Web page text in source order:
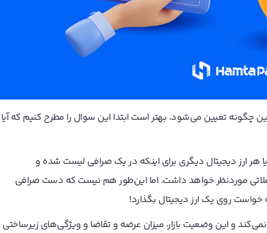
تعیین می‌شود، بهتر است ابتدا این سوال را مطرح کنیم که آیا
هر ارز دیجیتال دیگری برای اینکه در یک صرافی لیست شده و
مورد‌نظر خواهد داشت. اما این‌طور هم نیست که دست صرافی
روی یک ارز دیجیتال بگذارد!
و این وضعیت بازار، میزان عرضه و تقاضا و ویژگی‌های زیرساختی